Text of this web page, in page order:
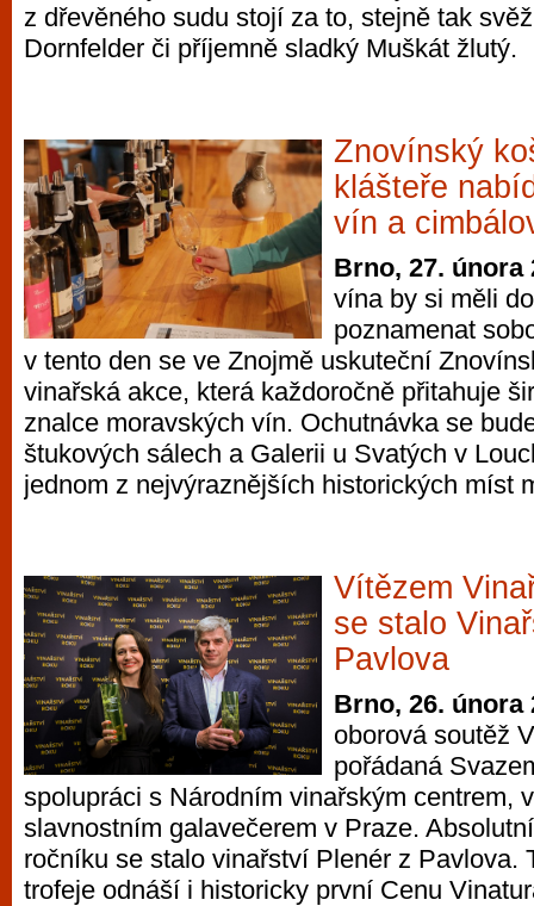
z dřevěného sudu stojí za to, stejně tak
Dornfelder či příjemně sladký Muškát žlutý.
Znovínský
klášteře
vín a
Brno, 27. února
vína by si měli
poznamenat
v tento den se ve Znojmě uskuteční
vinařská akce, která každoročně přitahuje
znalce moravských vín. Ochutnávka se
štukových sálech a Galerii u Svatých v
jednom z nejvýraznějších historických míst
Vítězem
se stalo
Pavlova
Brno, 26. února
oborová soutěž
pořádaná
spolupráci s Národním vinařským centrem,
slavnostním galavečerem v Praze.
ročníku se stalo vinařství Plenér z Pavlova.
trofeje odnáší i historicky první Cenu
vyzkoušet různé kasinové hry. V
metropoli naleznete širokou nabídku her